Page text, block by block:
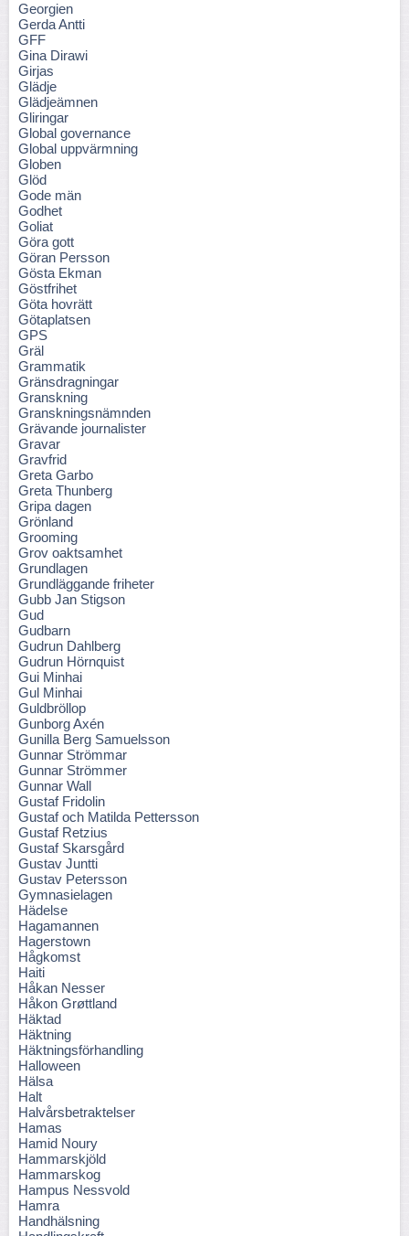
Georgien
Gerda Antti
GFF
Gina Dirawi
Girjas
Glädje
Glädjeämnen
Gliringar
Global governance
Global uppvärmning
Globen
Glöd
Gode män
Godhet
Goliat
Göra gott
Göran Persson
Gösta Ekman
Göstfrihet
Göta hovrätt
Götaplatsen
GPS
Gräl
Grammatik
Gränsdragningar
Granskning
Granskningsnämnden
Grävande journalister
Gravar
Gravfrid
Greta Garbo
Greta Thunberg
Gripa dagen
Grönland
Grooming
Grov oaktsamhet
Grundlagen
Grundläggande friheter
Gubb Jan Stigson
Gud
Gudbarn
Gudrun Dahlberg
Gudrun Hörnquist
Gui Minhai
Gul Minhai
Guldbröllop
Gunborg Axén
Gunilla Berg Samuelsson
Gunnar Strömmar
Gunnar Strömmer
Gunnar Wall
Gustaf Fridolin
Gustaf och Matilda Pettersson
Gustaf Retzius
Gustaf Skarsgård
Gustav Juntti
Gustav Petersson
Gymnasielagen
Hädelse
Hagamannen
Hagerstown
Hågkomst
Haiti
Håkan Nesser
Håkon Grøttland
Häktad
Häktning
Häktningsförhandling
Halloween
Hälsa
Halt
Halvårsbetraktelser
Hamas
Hamid Noury
Hammarskjöld
Hammarskog
Hampus Nessvold
Hamra
Handhälsning